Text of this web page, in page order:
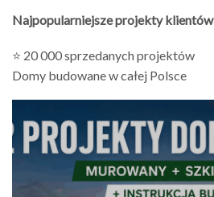
Najpopularniejsze projekty klientów
⭐ 20 000 sprzedanych projektów
Domy budowane w całej Polsce